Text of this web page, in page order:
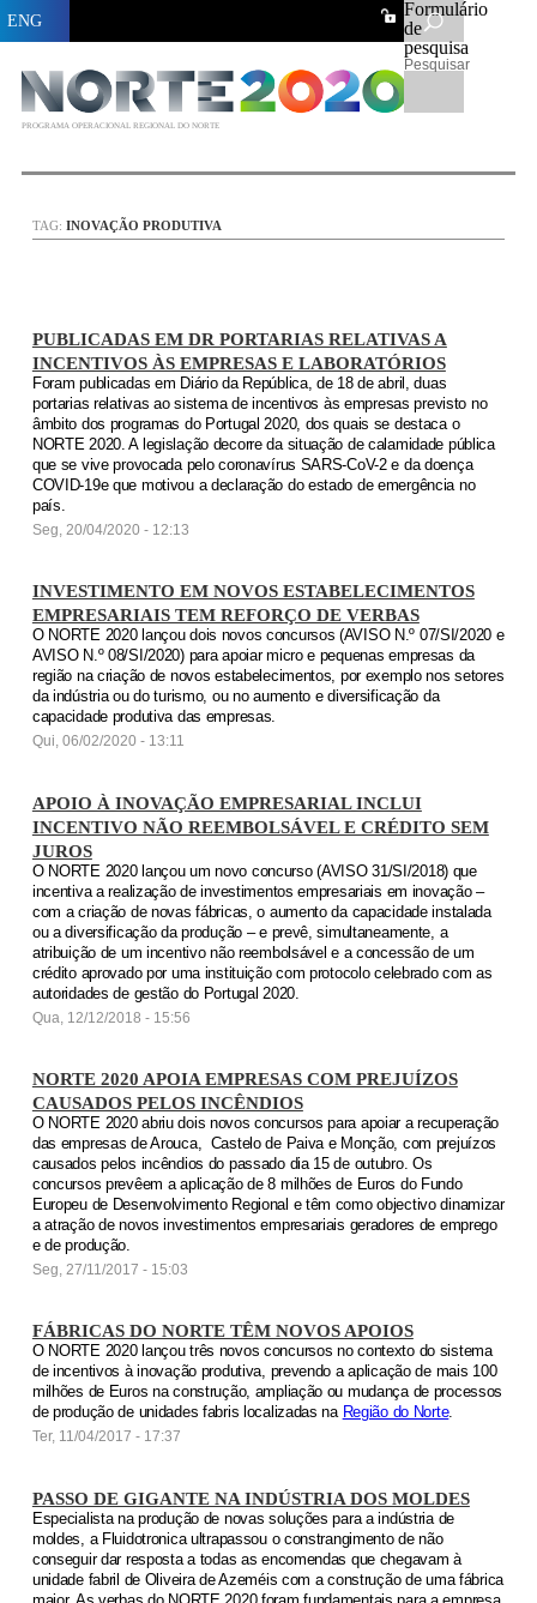
Formulário
de
pesquisa
Pesquisar
PROGRAMA OPERACIONAL REGIONAL DO NORTE
ENG
TAG: INOVAÇÃO PRODUTIVA
PUBLICADAS EM DR PORTARIAS RELATIVAS A
INCENTIVOS ÀS EMPRESAS E LABORATÓRIOS
Foram publicadas em Diário da República, de 18 de abril, duas
portarias relativas ao sistema de incentivos às empresas previsto no
âmbito dos programas do Portugal 2020, dos quais se destaca o
NORTE 2020. A legislação decorre da situação de calamidade pública
que se vive provocada pelo coronavírus SARS-CoV-2 e da doença
COVID-19e que motivou a declaração do estado de emergência no
país.
Seg, 20/04/2020 - 12:13
INVESTIMENTO EM NOVOS ESTABELECIMENTOS
EMPRESARIAIS TEM REFORÇO DE VERBAS
O NORTE 2020 lançou dois novos concursos (AVISO N.º 07/SI/2020 e
AVISO N.º 08/SI/2020) para apoiar micro e pequenas empresas da
região na criação de novos estabelecimentos, por exemplo nos setores
da indústria ou do turismo, ou no aumento e diversificação da
capacidade produtiva das empresas.
Qui, 06/02/2020 - 13:11
APOIO À INOVAÇÃO EMPRESARIAL INCLUI
INCENTIVO NÃO REEMBOLSÁVEL E CRÉDITO SEM
JUROS
O NORTE 2020 lançou um novo concurso (AVISO 31/SI/2018) que
incentiva a realização de investimentos empresariais em inovação –
com a criação de novas fábricas, o aumento da capacidade instalada
ou a diversificação da produção – e prevê, simultaneamente, a
atribuição de um incentivo não reembolsável e a concessão de um
crédito aprovado por uma instituição com protocolo celebrado com as
autoridades de gestão do Portugal 2020.
Qua, 12/12/2018 - 15:56
NORTE 2020 APOIA EMPRESAS COM PREJUÍZOS
CAUSADOS PELOS INCÊNDIOS
O NORTE 2020 abriu dois novos concursos para apoiar a recuperação
das empresas de Arouca, Castelo de Paiva e Monção, com prejuízos
causados pelos incêndios do passado dia 15 de outubro. Os
concursos prevêem a aplicação de 8 milhões de Euros do Fundo
Europeu de Desenvolvimento Regional e têm como objectivo dinamizar
a atração de novos investimentos empresariais geradores de emprego
e de produção.
Seg, 27/11/2017 - 15:03
FÁBRICAS DO NORTE TÊM NOVOS APOIOS
O NORTE 2020 lançou três novos concursos no contexto do sistema
de incentivos à inovação produtiva, prevendo a aplicação de mais 100
milhões de Euros na construção, ampliação ou mudança de processos
de produção de unidades fabris localizadas na Região do Norte.
Ter, 11/04/2017 - 17:37
PASSO DE GIGANTE NA INDÚSTRIA DOS MOLDES
Especialista na produção de novas soluções para a indústria de
moldes, a Fluidotronica ultrapassou o constrangimento de não
conseguir dar resposta a todas as encomendas que chegavam à
unidade fabril de Oliveira de Azeméis com a construção de uma fábrica